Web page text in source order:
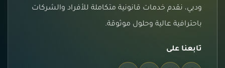
ودبي، نقدم خدمات قانونية متكاملة للأفراد والشركات
باحترافية عالية وحلول موثوقة.
تابعنا على